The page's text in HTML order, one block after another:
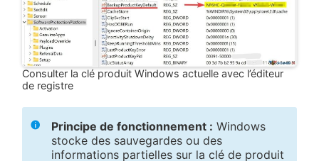
Consulter la clé produit Windows actuelle avec l’éditeur
de registre
Principe de fonctionnement : Windows
stocke des sauvegardes ou des
informations partielles sur la clé de produit